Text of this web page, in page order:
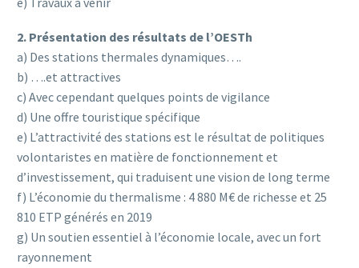
2. Présentation des résultats de l’OESTh
a) Des stations thermales dynamiques….
b) ….et attractives
c) Avec cependant quelques points de vigilance
d) Une offre touristique spécifique
e) L’attractivité des stations est le résultat de politiques
volontaristes en matière de fonctionnement et
d’investissement, qui traduisent une vision de long terme
f) L’économie du thermalisme : 4 880 M€ de richesse et 25
810 ETP générés en 2019
g) Un soutien essentiel à l’économie locale, avec un fort
rayonnement